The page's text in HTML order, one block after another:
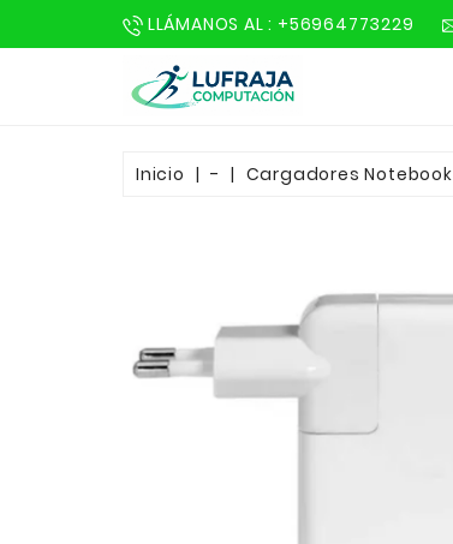
LLÁMANOS AL : +56964773229
Inicio - Cargadores Notebook